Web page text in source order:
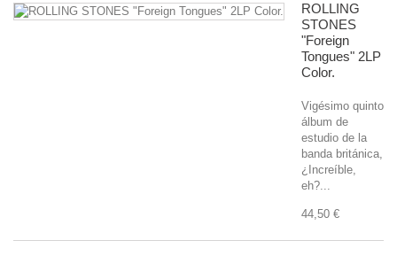
ROLLING
STONES
"Foreign
Tongues" 2LP
Color.
Vigésimo quinto
álbum de
estudio de la
banda británica,
¿Increíble,
eh?...
44,50 €